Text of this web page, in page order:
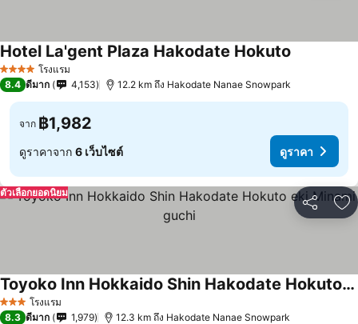
4 ดาว โรงแรม
Hotel La'gent Plaza Hakodate Hokuto
8.4 ดีมาก 4,153 12.2 km ถึง Hakodate Nanae Snowpark
จาก ฿1,982
ดูราคาจาก 6 เว็บไซต์ ดูราคา
แชร์ เ
ตัวเลือกยอดนิยม
3 ดาว โรงแรม
Toyoko Inn Hokkaido Shin Hakodate Hokuto eki Minami guchi
ดูราคา
8.3 ดีมาก 1,979 12.3 km ถึง Hakodate Nanae Snowpark